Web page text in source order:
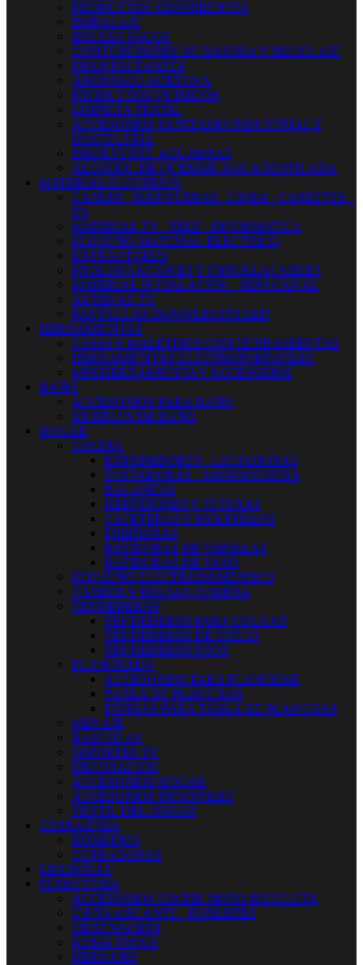
PRODUCTOS ABSORBENTES
EMBALAJE
BOLSAS-SACOS
CONTENEDORES DE BASURA Y RECICLAJE
DESINFECTANTES
AMONIACO ACETONA
PRODUCTOS QUIMICOS
LIMPIEZA TEXTIL
ACCESORIOS SANITARIO INDUSTRIAL Y
HOSTELERIA
DISOLVENTE-AGUARRAS
ALCOHOL DE QUEMAR-AGUA DESTILADA
MATERIAL ELECTRICO
CABLES - MANGUERAS - LINEA - CARRETES -
TV
MATERIAL TV - TELF - INFORMATICA
PEQUEÑO MATERIAL ELECTRICO
EXTRACTORES
PROLONGACIONES Y ENROLLACABLES
MATERIAL INSTALACIÓN - MINI CANAL
ANTENAS TV
PANTALLAS-DOWNLIGHTS LED
HERRAMIENTAS
CAJAS Y MALETINES CON HERRAMIENTAS
HERRAMIENTAS ELECTROPORTATILES
MINIHERRAMIENTA Y ACCESORIOS
BAÑO
ACCESORIOS PARA BAÑO
MUEBLES DE BAÑO
HOGAR
COCINA
EXPRIMIDORES - LICUADORAS
TOSTADORAS - SANDWICHERA
BALANZAS
HERVIDORES Y TETERAS
CAFETERAS Y MOLINILLOS
FREIDORAS
BATIDORAS DE VARILLAS
BATIDORAS DE VASO
PEQUEÑO ELECTRODOMESTICO
CARROS Y BOLSAS COMPRA
TENDEDEROS
TENDEDEROS PARA COLGAR
TENDEDEROS DE SUELO
TENDEDEROS FIJOS
PLANCHADO
ACCESORIOS PARA PLANCHAR
TABLA DE PLANCHAR
FUNDAS PARA TABLA DE PLANCHAR
MENAJE
BASCULAS
SOPORTES TV
DECORACION
ACCESORIOS HOGAR
ACCESORIOS INFANTILES
TEXTIL DEL HOGAR
CERRAJERIA
BOMBINES
CERRADURAS
LIJADORAS
FERRETERIA
ACCESORIOS COCHE-MOTO-BICICLETA
CINTA AISLANTE - BURLETES
ORDENACION
KOMA TOOLS
HERRAJES